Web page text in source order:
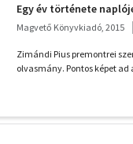
Egy év története
Magvető Könyvkiadó, 2015
Zimándi Pius premontrei
olvasmány. Pontos képet